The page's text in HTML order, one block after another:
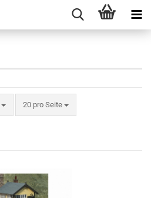
20 pro Seite
pro Seite